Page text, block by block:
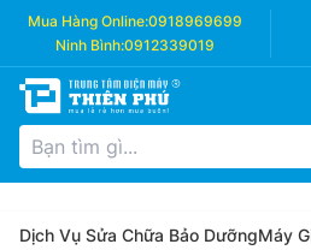
Mua Hàng Online:0918969699
Ninh Bình:0912339019
Dịch Vụ Sửa Chữa Bảo DưỡngMáy